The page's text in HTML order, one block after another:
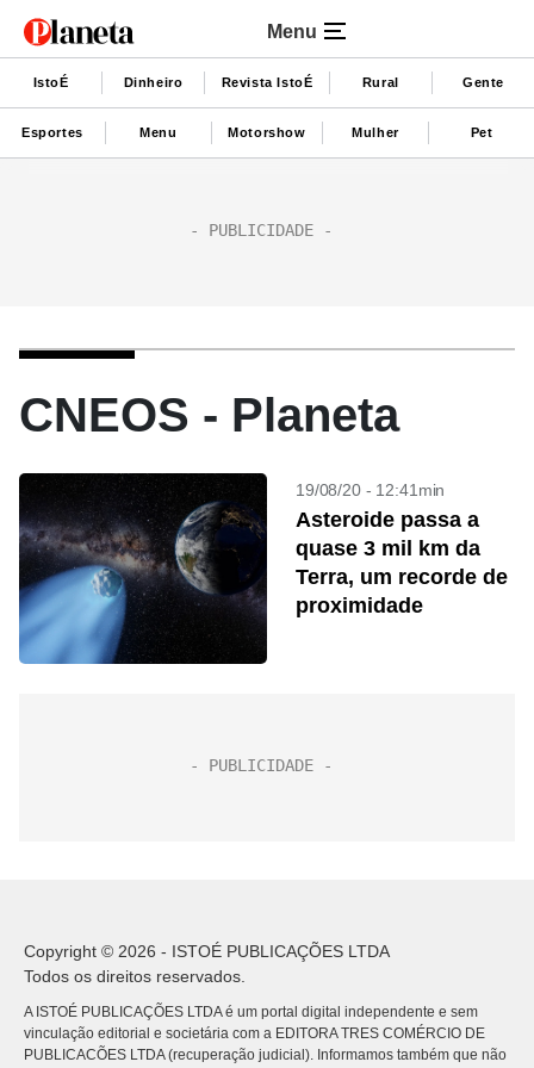
Menu
IstoÉ Dinheiro Revista IstoÉ Rural Gente
Esportes Menu Motorshow Mulher Pet
CNEOS - Planeta
19/08/20 - 12:41min
Asteroide passa a
quase 3 mil km da
Terra, um recorde de
proximidade
Copyright © 2026 - ISTOÉ PUBLICAÇÕES LTDA
Todos os direitos reservados.
A ISTOÉ PUBLICAÇÕES LTDA é um portal digital independente e sem
vinculação editorial e societária com a EDITORA TRES COMÉRCIO DE
PUBLICACÕES LTDA (recuperação judicial). Informamos também que não